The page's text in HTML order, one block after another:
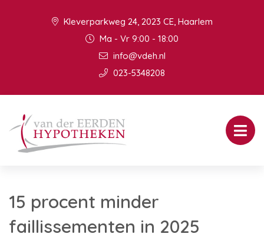
Kleverparkweg 24, 2023 CE, Haarlem
Ma - Vr 9:00 - 18:00
info@vdeh.nl
023-5348208
15 procent minder
faillissementen in 2025